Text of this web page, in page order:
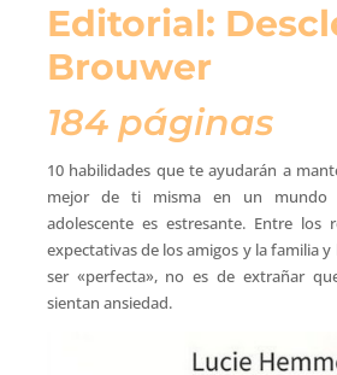
Editorial:
Brouwer
184 páginas
10 habilidades que te ayudarán a
mejor de ti misma en un mundo
adolescente es estresante. Entre los
expectativas de los amigos y la familia
ser «perfecta», no es de extrañar
sientan ansiedad.